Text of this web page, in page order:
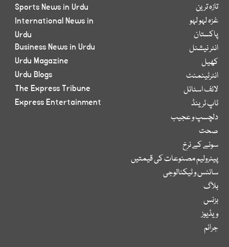
تازہ ترین
غزہ لہو لہو
پاکستان
انٹر نیشنل
کھیل
انٹرٹینمنٹ
لائف اسٹائل
ٹاپ ٹرینڈ
دلچسپ و عجیب
صحت
سونے کے نرخ
پیٹرولیم مصنوعات کی قیمتیں
سائنس و ٹیکنالوجی
بلاگ
بزنس
ویڈیوز
جرائم
Sports News in Urdu
International News in
Urdu
Business News in Urdu
Urdu Magazine
Urdu Blogs
The Express Tribune
Express Entertainment